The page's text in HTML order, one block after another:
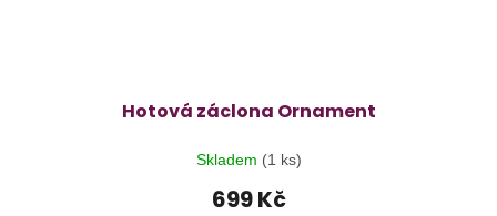
Hotová záclona Ornament
Skladem (1 ks)
699 Kč